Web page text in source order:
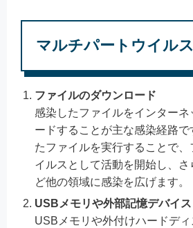
マルチパートウイル
ファイルのダウンロード
感染したファイルをインターネ
ードすることが主な感染経路
たファイルを実行することで
イルスとして活動を開始し、
ど他の領域に感染を広げます。
USBメモリや外部記憶デバイス
USBメモリや外付けハードデ